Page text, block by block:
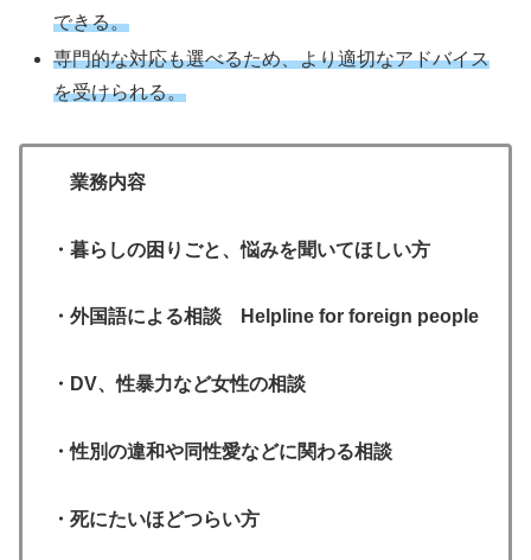
できる。
専門的な対応も選べるため、より適切なアドバイス
を受けられる。
業務内容
・暮らしの困りごと、悩みを聞いてほしい方
・外国語による相談 Helpline for foreign people
・DV、性暴力など女性の相談
・性別の違和や同性愛などに関わる相談
・死にたいほどつらい方